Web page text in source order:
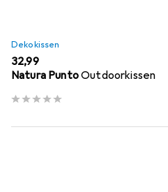
Dekokissen
EUR
32,99
Natura PuntoOutdoorkissen